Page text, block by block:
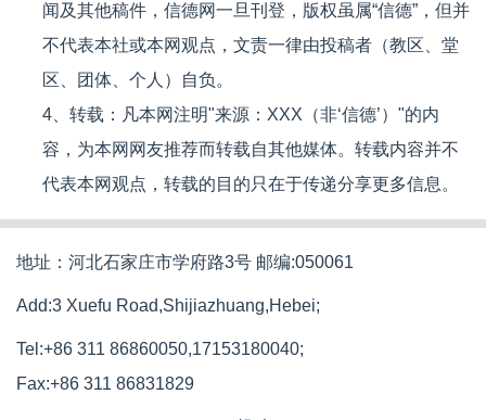
闻及其他稿件，信德网一旦刊登，版权虽属“信德”，但并
不代表本社或本网观点，文责一律由投稿者（教区、堂
区、团体、个人）自负。
4、转载：凡本网注明"来源：XXX（非‘信德’）"的内
容，为本网网友推荐而转载自其他媒体。转载内容并不
代表本网观点，转载的目的只在于传递分享更多信息。
地址：河北石家庄市学府路3号 邮编:050061
Add:3 Xuefu Road,Shijiazhuang,Hebei;
Tel:+86 311 86860050,17153180040;
Fax:+86 311 86831829